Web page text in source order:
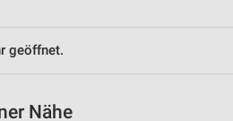
geöffnet.
Nähe